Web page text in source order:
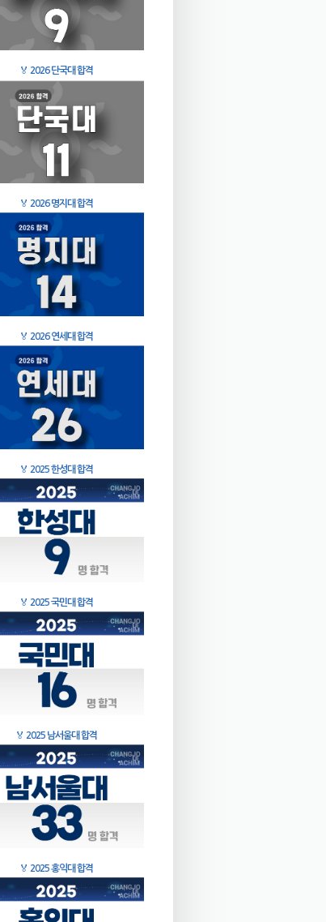
🏅 2026 단국대 합격
🏅 2026 명지대 합격
🏅 2026 연세대 합격
🏅 2025 한성대 합격
🏅 2025 국민대 합격
🏅 2025 남서울대 합격
🏅 2025 홍익대 합격